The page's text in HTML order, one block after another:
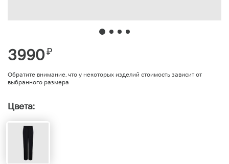
3990₽
Обратите внимание, что у некоторых изделий стоимость зависит от
выбранного размера
Цвета: